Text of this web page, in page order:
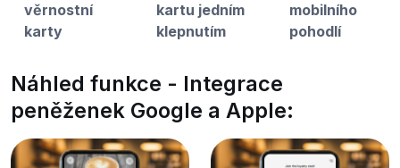
věrnostní
karty
kartu jedním
klepnutím
mobilního
pohodlí
Náhled funkce - Integrace
peněženek Google a Apple: